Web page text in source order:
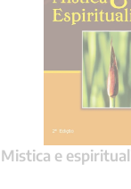
Mistica e